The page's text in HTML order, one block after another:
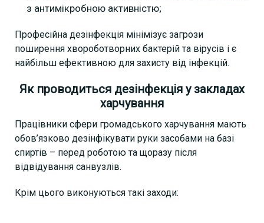
з антимікробною активністю;
Професійна дезінфекція мінімізує загрози
поширення хвороботворних бактерій та вірусів і є
найбільш ефективною для захисту від інфекцій.
Як проводиться дезінфекція у закладах
харчування
Працівники сфери громадського харчування мають
обов’язково дезінфікувати руки засобами на базі
спиртів – перед роботою та щоразу після
відвідування санвузлів.
Крім цього виконуються такі заходи: